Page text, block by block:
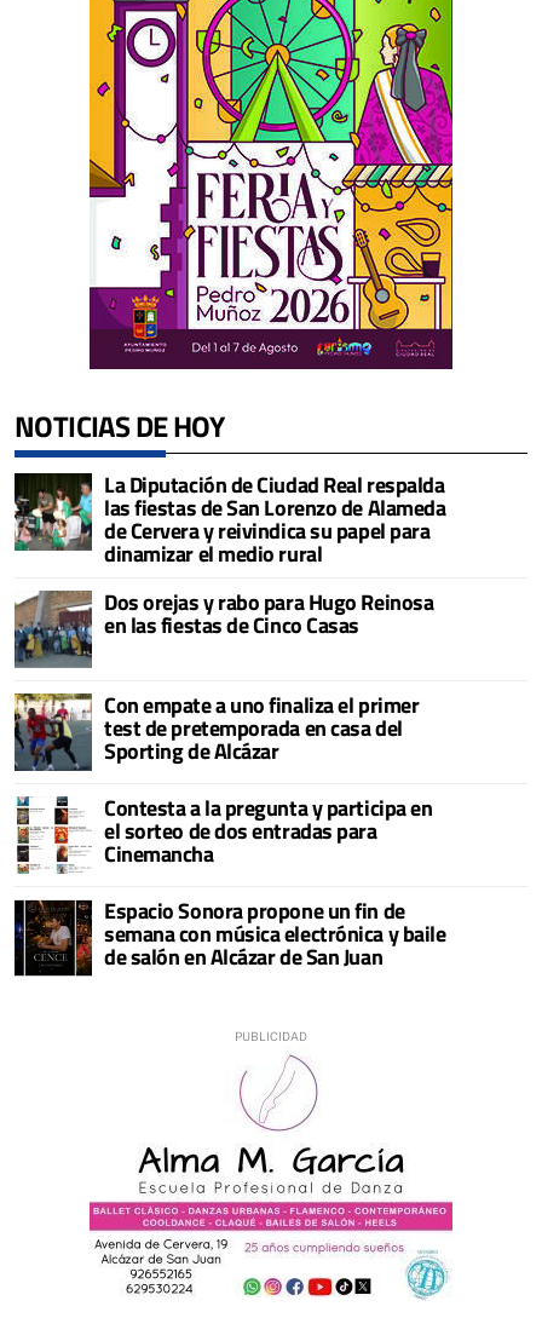
NOTICIAS DE HOY
La Diputación de Ciudad Real respalda
las fiestas de San Lorenzo de Alameda
de Cervera y reivindica su papel para
dinamizar el medio rural
Dos orejas y rabo para Hugo Reinosa
en las fiestas de Cinco Casas
Con empate a uno finaliza el primer
test de pretemporada en casa del
Sporting de Alcázar
Contesta a la pregunta y participa en
el sorteo de dos entradas para
Cinemancha
Espacio Sonora propone un fin de
semana con música electrónica y baile
de salón en Alcázar de San Juan